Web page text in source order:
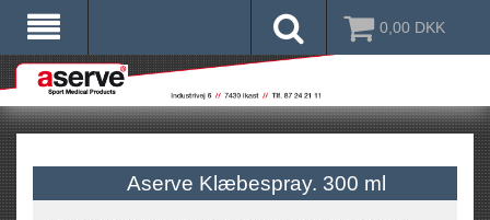
0,00 DKK
Aserve Klæbespray. 300 ml